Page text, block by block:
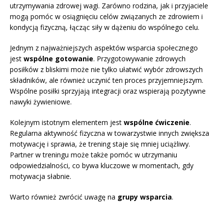
utrzymywania zdrowej wagi. Zarówno rodzina, jak i przyjaciele
mogą pomóc w osiągnięciu celów związanych ze zdrowiem i
kondycją fizyczną, łącząc siły w dążeniu do wspólnego celu.
Jednym z najważniejszych aspektów wsparcia społecznego
jest wspólne gotowanie. Przygotowywanie zdrowych
posiłków z bliskimi może nie tylko ułatwić wybór zdrowszych
składników, ale również uczynić ten proces przyjemniejszym.
Wspólne posiłki sprzyjają integracji oraz wspierają pozytywne
nawyki żywieniowe.
Kolejnym istotnym elementem jest wspólne ćwiczenie.
Regularna aktywność fizyczna w towarzystwie innych zwiększa
motywację i sprawia, że trening staje się mniej uciążliwy.
Partner w treningu może także pomóc w utrzymaniu
odpowiedzialności, co bywa kluczowe w momentach, gdy
motywacja słabnie.
Warto również zwrócić uwagę na grupy wsparcia.